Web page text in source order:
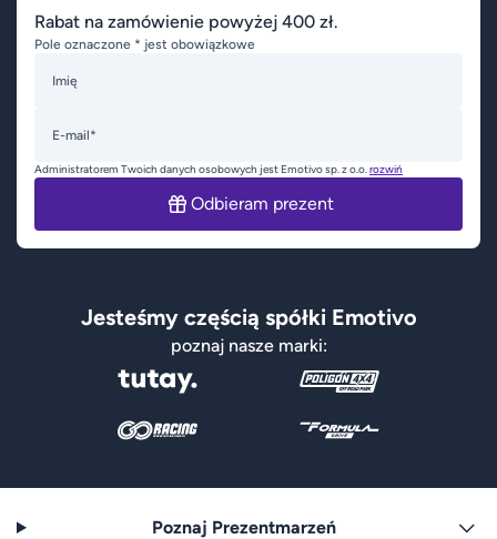
Rabat na zamówienie powyżej 400 zł.
Pole oznaczone * jest obowiązkowe
Imię
E-mail*
Administratorem Twoich danych osobowych jest Emotivo sp. z o.o.rozwiń
Odbieram prezent
Jesteśmy częścią spółki Emotivo
poznaj nasze marki:
Poznaj Prezentmarzeń